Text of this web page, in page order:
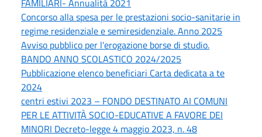
FAMILIARI- Annualità 2021
Concorso alla spesa per le prestazioni socio-sanitarie in
regime residenziale e semiresidenziale. Anno 2025
Avviso pubblico per l'erogazione borse di studio.
BANDO ANNO SCOLASTICO 2024/2025
Pubblicazione elenco beneficiari Carta dedicata a te
2024
centri estivi 2023 – FONDO DESTINATO AI COMUNI
PER LE ATTIVITÀ SOCIO-EDUCATIVE A FAVORE DEI
MINORI Decreto-legge 4 maggio 2023, n. 48